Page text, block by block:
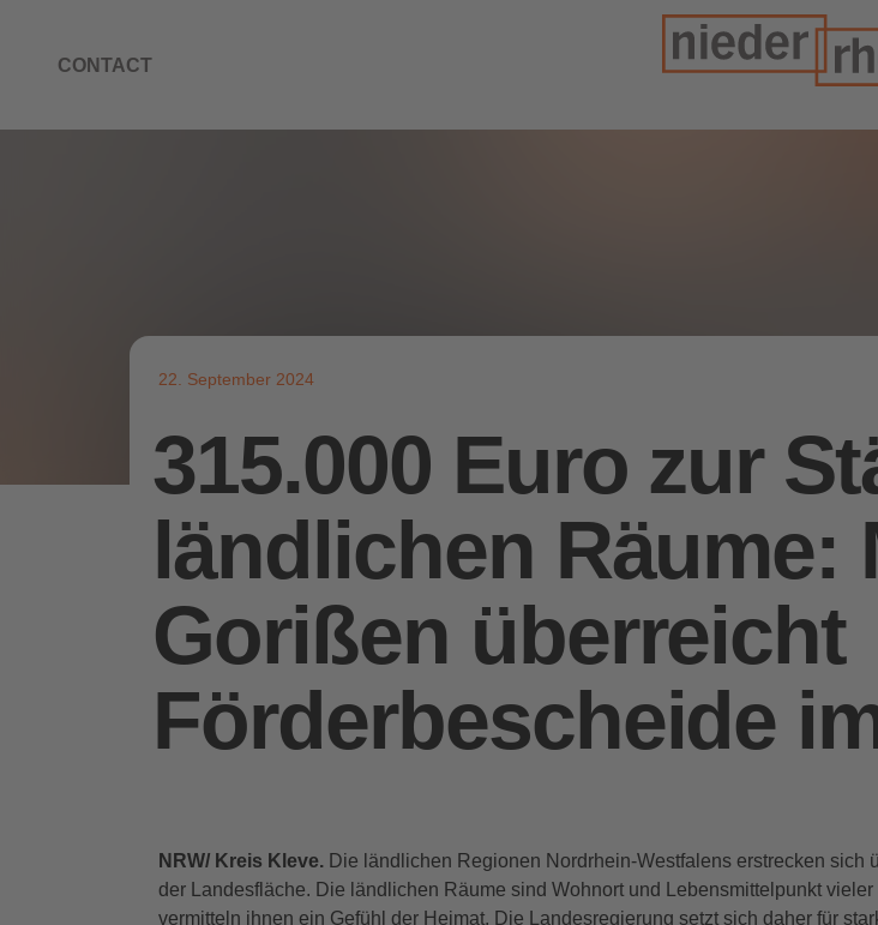
CONTACT
22. September 2024
315.000 Euro zur
ländlichen Räume:
Gorißen überreicht
Förderbescheide
NRW/ Kreis Kleve. Die ländlichen Regionen Nordrhein-Westfalens erstrecken sich
der Landesfläche. Die ländlichen Räume sind Wohnort und Lebensmittelpunkt vieler
vermitteln ihnen ein Gefühl der Heimat. Die Landesregierung setzt sich daher für